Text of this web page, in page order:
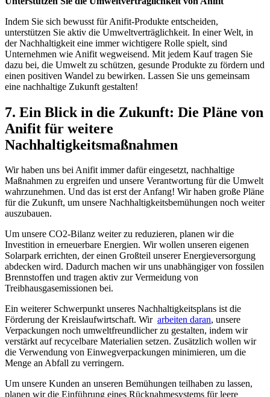
Indem Sie sich bewusst für Anifit-Produkte⁣ entscheiden,
unterstützen ⁢Sie aktiv‌ die​ Umweltverträglichkeit. In einer Welt, in
der Nachhaltigkeit ‍eine immer wichtigere Rolle spielt, sind‍
Unternehmen wie Anifit wegweisend. Mit jedem Kauf tragen Sie
dazu bei, die Umwelt zu schützen, gesunde Produkte ⁣zu fördern und
einen ‌positiven Wandel zu bewirken. Lassen Sie uns gemeinsam
eine nachhaltige Zukunft gestalten!
7. Ein Blick ⁤in die Zukunft: Die⁢ Pläne‌ von
Anifit für ⁣weitere​
Nachhaltigkeitsmaßnahmen
Wir haben ⁤uns bei Anifit immer dafür ​eingesetzt,⁢ nachhaltige
⁤Maßnahmen zu‍ ergreifen und unsere Verantwortung für die Umwelt​
wahrzunehmen. Und das ist erst der Anfang! Wir haben große Pläne
für die Zukunft, um unsere Nachhaltigkeitsbemühungen noch weiter
⁣auszubauen.
Um unsere ⁣CO2-Bilanz weiter ⁢zu reduzieren, planen ⁤wir die‍
Investition in​ erneuerbare Energien. Wir wollen unseren eigenen
Solarpark errichten, der ‍einen ​Großteil unserer Energieversorgung
abdecken wird. Dadurch machen wir⁣ uns unabhängiger von ​fossilen
Brennstoffen⁢ und⁢ tragen ‍aktiv zur Vermeidung⁢ von
Treibhausgasemissionen bei.
Ein weiterer Schwerpunkt ⁣unseres Nachhaltigkeitsplans ist die
Förderung der Kreislaufwirtschaft. Wir ‌ arbeiten daran, unsere
‌Verpackungen noch‍ umweltfreundlicher zu gestalten, indem wir
verstärkt⁢ auf recycelbare Materialien⁣ setzen. Zusätzlich wollen wir
die Verwendung von Einwegverpackungen minimieren, um die
Menge an​ Abfall zu​ verringern.
Um unsere Kunden ‌an unseren Bemühungen teilhaben zu lassen,
planen ⁤wir die Einführung ‌eines Rücknahmesystems ‍für leere